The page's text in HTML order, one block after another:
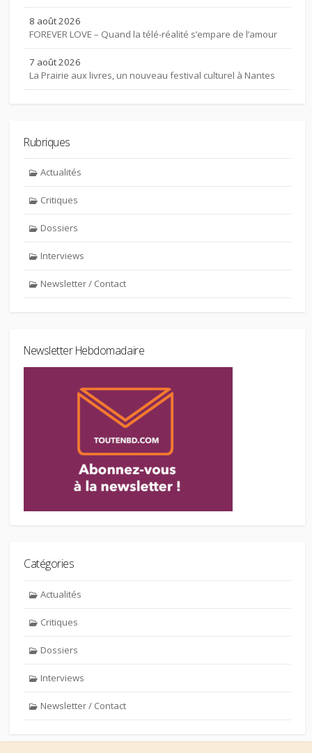
8 août 2026
FOREVER LOVE – Quand la télé-réalité s’empare de l’amour
7 août 2026
La Prairie aux livres, un nouveau festival culturel à Nantes
Rubriques
Actualités
Critiques
Dossiers
Interviews
Newsletter / Contact
Newsletter Hebdomadaire
Catégories
Actualités
Critiques
Dossiers
Interviews
Newsletter / Contact